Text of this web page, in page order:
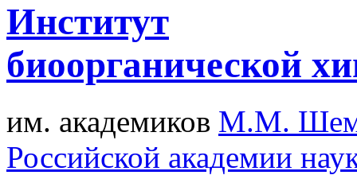
Институт
биоорганической
им. академиков М.М.
Российской академии